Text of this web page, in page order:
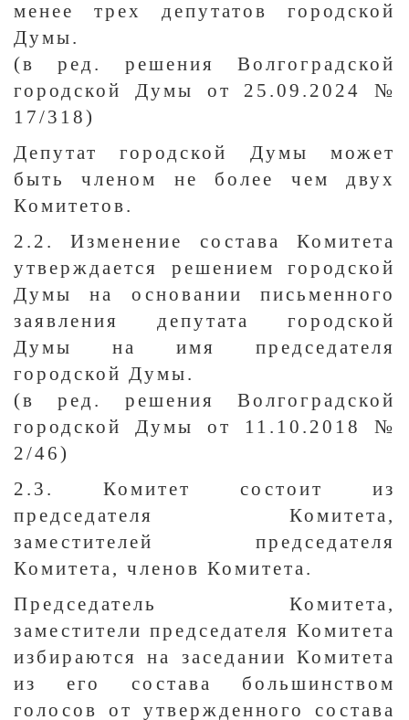
менее трех депутатов городской
Думы.
(в ред. решения Волгоградской
городской Думы от 25.09.2024 №
17/318)
Депутат городской Думы может
быть членом не более чем двух
Комитетов.
2.2. Изменение состава Комитета
утверждается решением городской
Думы на основании письменного
заявления депутата городской
Думы на имя председателя
городской Думы.
(в ред. решения Волгоградской
городской Думы от 11.10.2018 №
2/46)
2.3. Комитет состоит из
председателя Комитета,
заместителей председателя
Комитета, членов Комитета.
Председатель Комитета,
заместители председателя Комитета
избираются на заседании Комитета
из его состава большинством
голосов от утвержденного состава